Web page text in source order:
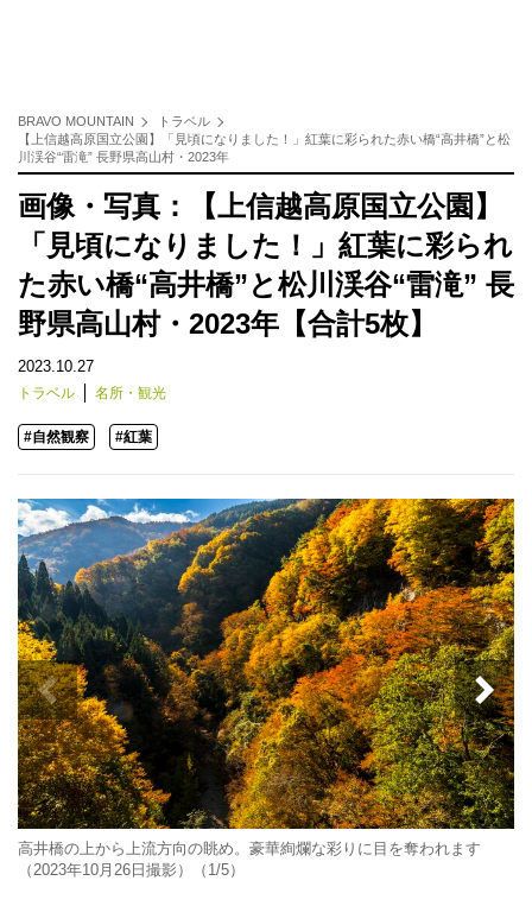
BRAVO MOUNTAIN
トラベル
【上信越高原国立公園】「見頃になりました！」紅葉に彩られた赤い橋“高井橋”と松
川渓谷“雷滝” 長野県高山村・2023年
画像・写真：【上信越高原国立公園】
「見頃になりました！」紅葉に彩られ
た赤い橋“高井橋”と松川渓谷“雷滝” 長
野県高山村・2023年【合計5枚】
2023.10.27
トラベル 名所・観光
#自然観察 #紅葉
高井橋の上から上流方向の眺め。豪華絢爛な彩りに目を奪われます
（2023年10月26日撮影）（1/5）